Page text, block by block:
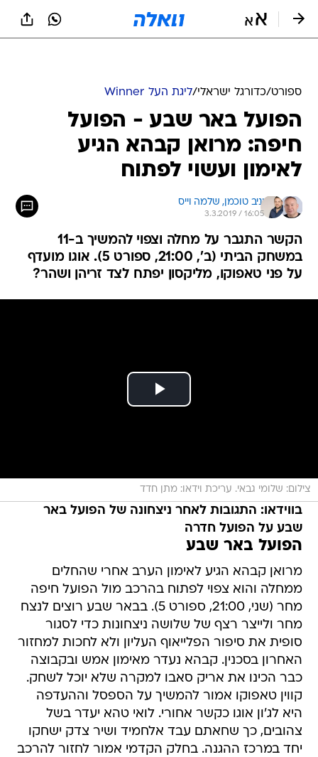
ספורט/כדורגל ישראלי/ליגת העל Winner
הפועל באר שבע - הפועל
חיפה: מרואן קבהא הגיע
לאימון ועשוי לפתוח
יניב טוכמן, שלמה וייס
3.3.2019 / 16:05
הקשר התגבר על מחלה וצפוי להמשיך ב-11
במשחק הביתי (ב', 21:00, ספורט 5). אוגו מועדף
על פני טאפוקו, מליקסון יפתח לצד זריהן ושהר?
צילום: שלומי גבאי. עריכת וידאו: מתן חדד
בווידאו: התגובות לאחר ניצחונה של הפועל באר
שבע על הפועל חדרה
הפועל באר שבע
מרואן קבהא הגיע לאימון הערב אחרי שהחלים
ממחלה והוא צפוי לפתוח בהרכב מול הפועל חיפה
מחר (שני, 21:00, ספורט 5). בבאר שבע רוצים לנצח
מחר ולייצר רצף של שלושה ניצחונות כדי לסגור
סופית את סיפור הפלייאוף העליון ולא לחכות למחזור
האחרון בסכנין. קבהא נעדר מאימון אמש ובקבוצה
כבר הכינו את אריק סאבו למקרה שלא יוכל לשחק.
קווין טאפוקו אמור להמשיך על הספסל וההעדפה
היא לג'ון אוגו כקשר אחורי. לואי טהא יעדר בשל
צהובים, כך שחאתם עבד אלחמיד ושיר צדק ישחקו
יחד במרכז ההגנה. בחלק הקדמי אמור לחזור להרכב